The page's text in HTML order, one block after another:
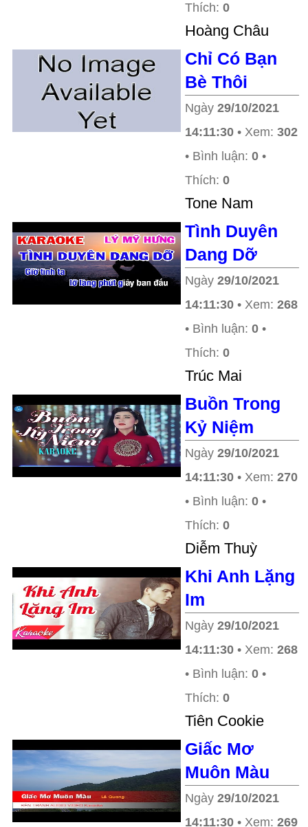
Thích: 0
Hoàng Châu
Chỉ Có Bạn
Bè Thôi
Ngày 29/10/2021
14:11:30 • Xem: 302
• Bình luận: 0 •
Thích: 0
Tone Nam
Tình Duyên
Dang Dỡ
Ngày 29/10/2021
14:11:30 • Xem: 268
• Bình luận: 0 •
Thích: 0
Trúc Mai
Buồn Trong
Kỷ Niệm
Ngày 29/10/2021
14:11:30 • Xem: 270
• Bình luận: 0 •
Thích: 0
Diễm Thuỳ
Khi Anh Lặng
Im
Ngày 29/10/2021
14:11:30 • Xem: 268
• Bình luận: 0 •
Thích: 0
Tiên Cookie
Giấc Mơ
Muôn Màu
Ngày 29/10/2021
14:11:30 • Xem: 269